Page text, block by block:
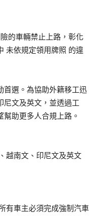
的車輛禁止上路，彰化
未依規定領用牌照 的違
首選。為協助外籍移工迅
尼文及英文，並透過工
助更多人合規上路。
越南文、印尼文及英文
有車主必須完成強制汽車